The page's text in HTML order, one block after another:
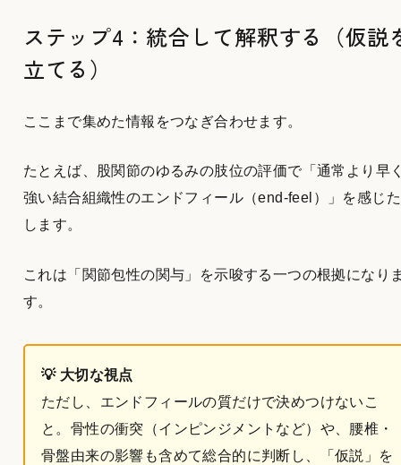
ステップ4：統合して解釈する（仮説
立てる）
ここまで集めた情報をつなぎ合わせます。
たとえば、股関節のゆるみの肢位の評価で「通常より早
強い結合組織性のエンドフィール（end-feel）」を感じ
します。
これは「関節包性の関与」を示唆する一つの根拠になり
す。
💡 大切な視点
ただし、エンドフィールの質だけで決めつけないこ
と。骨性の衝突（インピンジメントなど）や、腰椎・
骨盤由来の影響も含めて総合的に判断し、「仮説」を